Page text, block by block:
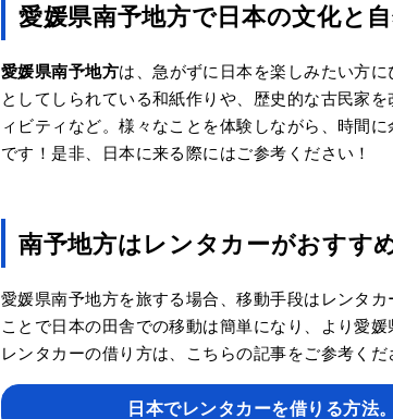
愛媛県南予地方で日本の文化と
愛媛県南予地方は、急がずに日本を楽しみたい方
としてしられている和紙作りや、歴史的な古民家
ィビティなど。様々なことを体験しながら、時間
です！是非、日本に来る際にはご参考ください！
南予地方はレンタカーがおすす
愛媛県南予地方を旅する場合、移動手段はレンタ
ことで日本の田舎での移動は簡単になり、より愛
レンタカーの借り方は、こちらの記事をご参考くだ
日本でレンタカーを借りる方法